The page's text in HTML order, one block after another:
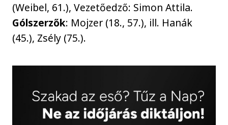
(Weibel, 61.), Vezetőedző: Simon Attila.
Gólszerzők: Mojzer (18., 57.), ill. Hanák
(45.), Zsély (75.).